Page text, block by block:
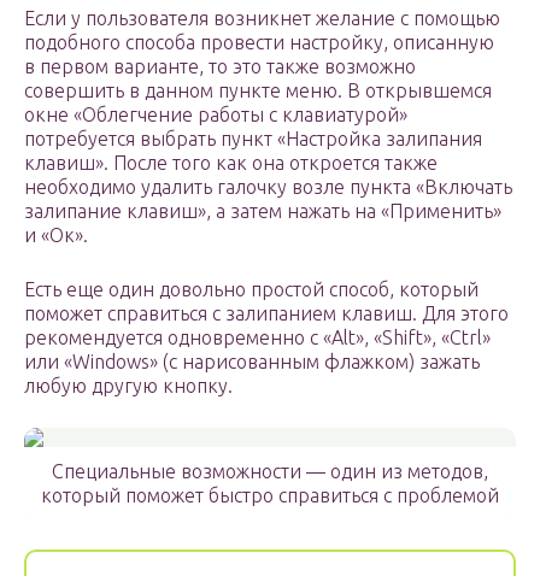
Если у пользователя возникнет желание с помощью
подобного способа провести настройку, описанную
в первом варианте, то это также возможно
совершить в данном пункте меню. В открывшемся
окне «Облегчение работы с клавиатурой»
потребуется выбрать пункт «Настройка залипания
клавиш». После того как она откроется также
необходимо удалить галочку возле пункта «Включать
залипание клавиш», а затем нажать на «Применить»
и «Ок».
Есть еще один довольно простой способ, который
поможет справиться с залипанием клавиш. Для этого
рекомендуется одновременно с «Alt», «Shift», «Ctrl»
или «Windows» (с нарисованным флажком) зажать
любую другую кнопку.
Специальные возможности — один из методов,
который поможет быстро справиться с проблемой